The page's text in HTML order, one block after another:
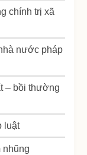
chính trị xã
nước pháp
– bồi thường
luật
nhũng